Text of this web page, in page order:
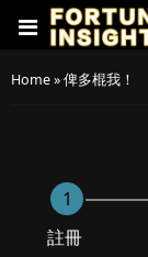
Home»俾多棍我！
1
註冊